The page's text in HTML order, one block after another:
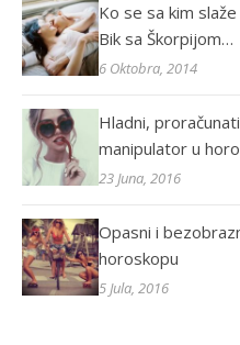
Ko se sa kim
Bik sa Škorpijom…
6 Oktobra, 2014
Hladni,
manipulator u
23 Juna, 2016
Opasni i
horoskopu
5 Jula, 2016